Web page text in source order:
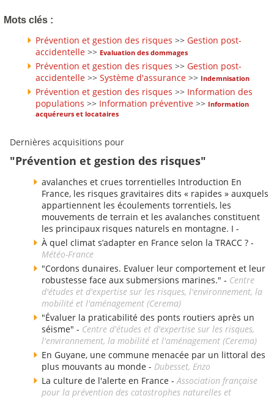
Mots clés :
Prévention et gestion des risques >> Gestion post-
accidentelle >> Evaluation des dommages
Prévention et gestion des risques >> Gestion post-
accidentelle >> Système d'assurance >> Indemnisation
Prévention et gestion des risques >> Information des
populations >> Information préventive >> Information
acquéreurs et locataires
Dernières acquisitions pour
"Prévention et gestion des risques"
avalanches et crues torrentielles Introduction En
France, les risques gravitaires dits « rapides » auxquels
appartiennent les écoulements torrentiels, les
mouvements de terrain et les avalanches constituent
les principaux risques naturels en montagne. I -
À quel climat s’adapter en France selon la TRACC ? -
Météo-France
"Cordons dunaires. Evaluer leur comportement et leur
robustesse face aux submersions marines." - Centre
d'études et d'expertise sur les risques, l'environnement, la
mobilité et l'aménagement (Cerema)
"Évaluer la praticabilité des ponts routiers après un
séisme" - Centre d'études et d'expertise sur les risques,
l'environnement, la mobilité et l'aménagement (Cerema)
En Guyane, une commune menacée par un littoral des
plus mouvants au monde - Dubesset, Enzo
La culture de l'alerte en France -Association française
pour la prévention des catastrophes naturelles et